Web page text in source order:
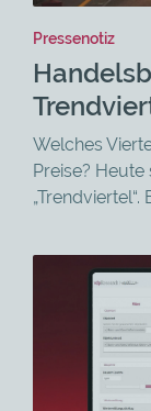
Pressenotiz
Welches
Preise?